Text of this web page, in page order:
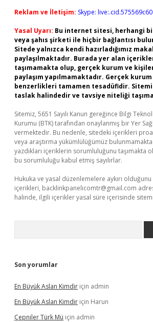
Reklam ve İletişim: Skype:
Yasal Uyarı: Bu internet sitesi, herhangi
veya şahıs şirketi ile hiçbir bağlantısı
Sitede yalnızca kendi hazırladığımız
paylaşılmaktadır. Burada yer alan
taşımamakta olup, gerçek kurum ve
paylaşım yapılmamaktadır. Gerçek
benzerlikleri tamamen tesadüfidir.
taslak halindedir ve tavsiye niteliği
Sitemiz, 5651 Sayılı Kanun gereğince Bilgi
Kurumu (BTK) tarafından onaylanmış bir Yer
vermektedir. Bu nedenle, sitedeki içerikleri
veya araştırma yükümlülüğümüz
yazdıkları içeriklerin sorumluluğunu taşımakta
bu sorumluluğu kabul etmiş sayılırlar.
Hukuka ve yasal düzenlemelere aykırı
içerikleri, backlinkpanelicomtr@gmail.com
halinde, ilgili içerikler yasal süre içerisinde
Son yorumlar
En Büyük Aslan Kimdir için admin
En Büyük Aslan Kimdir için Harun
Çepniler Türk Mü için admin